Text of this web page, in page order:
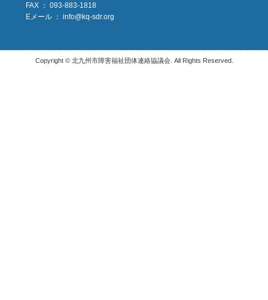
FAX ： 093-883-1818
Eメール ： info@kq-sdr.org
Copyright © 北九州市障害福祉団体連絡協議会. All Rights Reserved.